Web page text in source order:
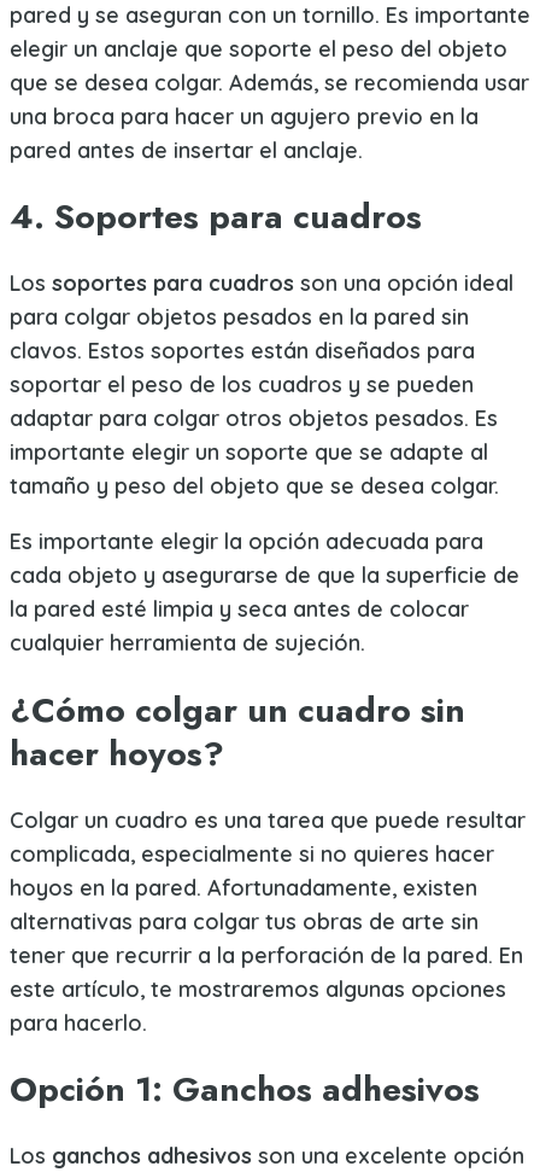
pared y se aseguran con un tornillo. Es importante
elegir un anclaje que soporte el peso del objeto
que se desea colgar. Además, se recomienda usar
una broca para hacer un agujero previo en la
pared antes de insertar el anclaje.
4. Soportes para cuadros
Los soportes para cuadros son una opción ideal
para colgar objetos pesados en la pared sin
clavos. Estos soportes están diseñados para
soportar el peso de los cuadros y se pueden
adaptar para colgar otros objetos pesados. Es
importante elegir un soporte que se adapte al
tamaño y peso del objeto que se desea colgar.
Es importante elegir la opción adecuada para
cada objeto y asegurarse de que la superficie de
la pared esté limpia y seca antes de colocar
cualquier herramienta de sujeción.
¿Cómo colgar un cuadro sin
hacer hoyos?
Colgar un cuadro es una tarea que puede resultar
complicada, especialmente si no quieres hacer
hoyos en la pared. Afortunadamente, existen
alternativas para colgar tus obras de arte sin
tener que recurrir a la perforación de la pared. En
este artículo, te mostraremos algunas opciones
para hacerlo.
Opción 1: Ganchos adhesivos
Los ganchos adhesivos son una excelente opción